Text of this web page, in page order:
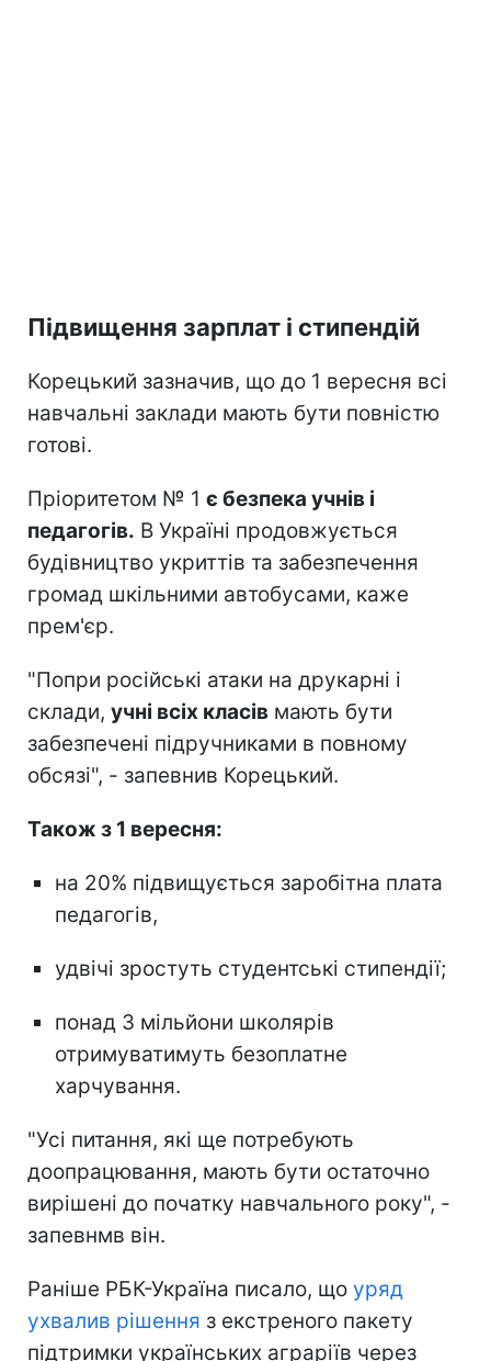
Підвищення зарплат і стипендій
Корецький зазначив, що до 1 вересня всі
навчальні заклади мають бути повністю
готові.
Пріоритетом № 1 є безпека учнів і
педагогів. В Україні продовжується
будівництво укриттів та забезпечення
громад шкільними автобусами, каже
прем'єр.
"Попри російські атаки на друкарні і
склади, учні всіх класів мають бути
забезпечені підручниками в повному
обсязі", - запевнив Корецький.
Також з 1 вересня:
на 20% підвищується заробітна плата
педагогів,
удвічі зростуть студентські стипендії;
понад 3 мільйони школярів
отримуватимуть безоплатне
харчування.
"Усі питання, які ще потребують
доопрацювання, мають бути остаточно
вирішені до початку навчального року", -
запевнмв він.
Раніше РБК-Україна писало, що уряд
ухвалив рішення з екстреного пакету
підтримки українських аграріїв через